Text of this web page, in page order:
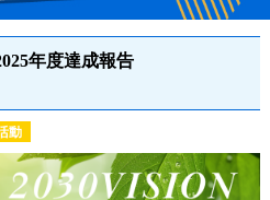
年度達成報告
動